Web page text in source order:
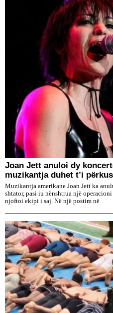
Joan Jett anuloi dy
muzikantja duhet t’i
Muzikantja amerikane Joan Jett ka
shtator, pasi iu nënshtrua një
njoftoi ekipi i saj. Në një postim në